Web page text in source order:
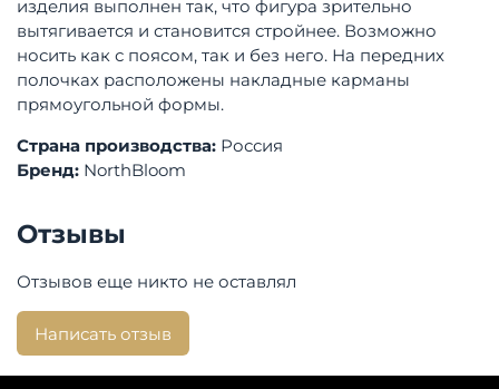
изделия выполнен так, что фигура зрительно
вытягивается и становится стройнее. Возможно
носить как с поясом, так и без него. На передних
полочках расположены накладные карманы
прямоугольной формы.
Страна производства: Россия
Бренд: NorthBloom
Отзывы
Отзывов еще никто не оставлял
Написать отзыв